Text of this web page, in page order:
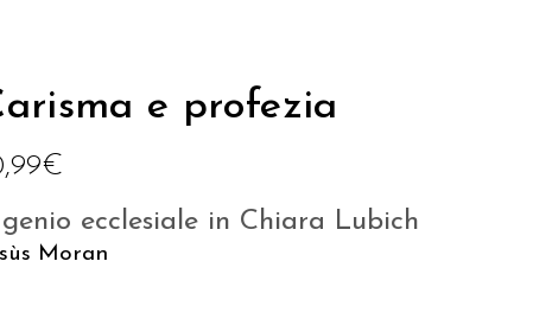
e profezia
€
ecclesiale in Chiara Lubich
Moran